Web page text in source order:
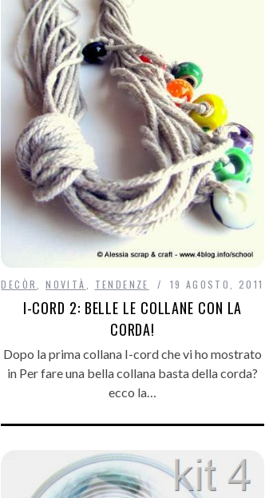
DECÒR ,NOVITÀ TENDENZE 19 AGOSTO, 2011
I-CORD 2: BELLE LE COLLANE CON LA
CORDA!
Dopo la prima collana I-cord che vi ho mostrato
in Per fare una bella collana basta della corda?
ecco la…